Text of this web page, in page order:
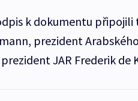
k dokumentu
prezident
JAR Frederik de